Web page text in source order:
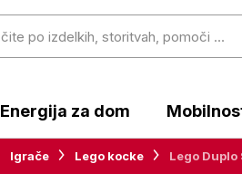
Energija za dom
Igrače Lego kocke Lego